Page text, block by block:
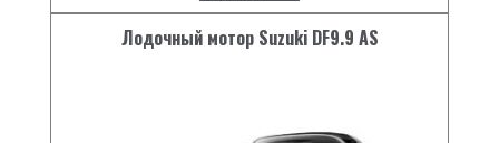
Лодочный мотор Suzuki DF9.9 AS